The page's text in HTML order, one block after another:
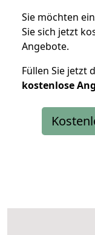
Sie möchten
Sie sich jetzt
Angebote.
Füllen Sie jetzt
kostenlose